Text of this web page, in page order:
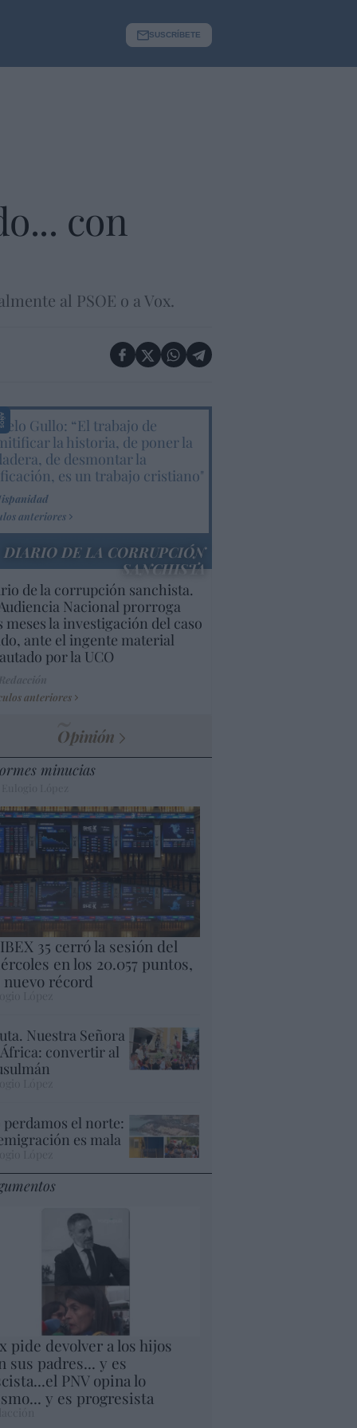
SUSCRÍBETE
con
al PSOE o a Vox.
Gullo: “El trabajo de
la historia, de poner la
de desmontar la
es un trabajo cristiano"
anteriores
DIARIO DE LA CORRUPCIÓN
SANCHISTA
de la corrupción sanchista.
Nacional prorroga
meses la investigación del caso
ante el ingente material
por la UCO
anteriores
Opinión
minucias
35 cerró la sesión del
en los 20.057 puntos,
nuevo récord
Nuestra Señora
convertir al
perdamos el norte:
es mala
pide devolver a los hijos
sus padres... y es
PNV opina lo
y es progresista